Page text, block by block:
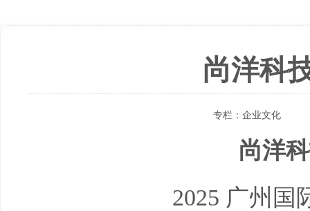
尚洋科
专栏： 企业文化
尚洋
2025 广州国